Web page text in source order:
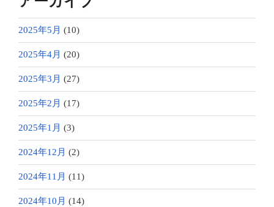
2025年5月 (10)
2025年4月 (20)
2025年3月 (27)
2025年2月 (17)
2025年1月 (3)
2024年12月 (2)
2024年11月 (11)
2024年10月 (14)